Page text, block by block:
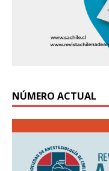
NÚMERO ACTUAL